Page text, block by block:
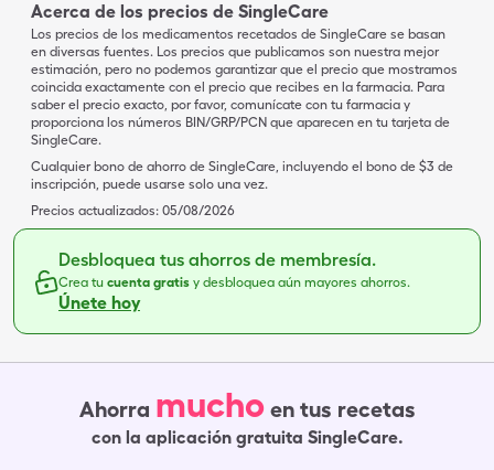
Acerca de los precios de SingleCare
Los precios de los medicamentos recetados de SingleCare se basan
en diversas fuentes. Los precios que publicamos son nuestra mejor
estimación, pero no podemos garantizar que el precio que mostramos
coincida exactamente con el precio que recibes en la farmacia. Para
saber el precio exacto, por favor, comunícate con tu farmacia y
proporciona los números BIN/GRP/PCN que aparecen en tu tarjeta de
SingleCare.
Cualquier bono de ahorro de SingleCare, incluyendo el bono de $3 de
inscripción, puede usarse solo una vez.
Precios actualizados: 05/08/2026
Desbloquea tus ahorros de membresía.
Crea tu cuenta gratis y desbloquea aún mayores ahorros.
Únete hoy
Ahorra mucho en tus recetas
con la aplicación gratuita SingleCare.